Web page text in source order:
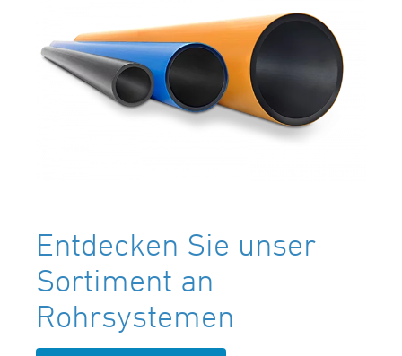
Entdecken Sie unser
Sortiment an
Rohrsystemen